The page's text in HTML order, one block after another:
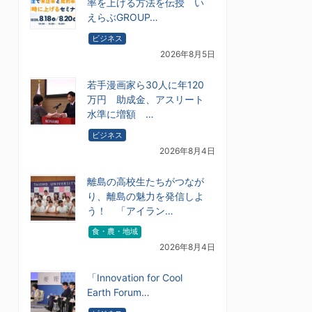
率を上げる方法を伝授 い
えらぶGROUP…
ビジネス
2026年8月5日
若手漫画家ら30人に年120
万円 助成金、アスリート
水準に増額 …
ビジネス
2026年8月4日
離島の高校生たちがつなが
り、離島の魅力を発信しよ
う！ 「アイラン…
食・農・地域
2026年8月4日
「Innovation for Cool
Earth Forum…